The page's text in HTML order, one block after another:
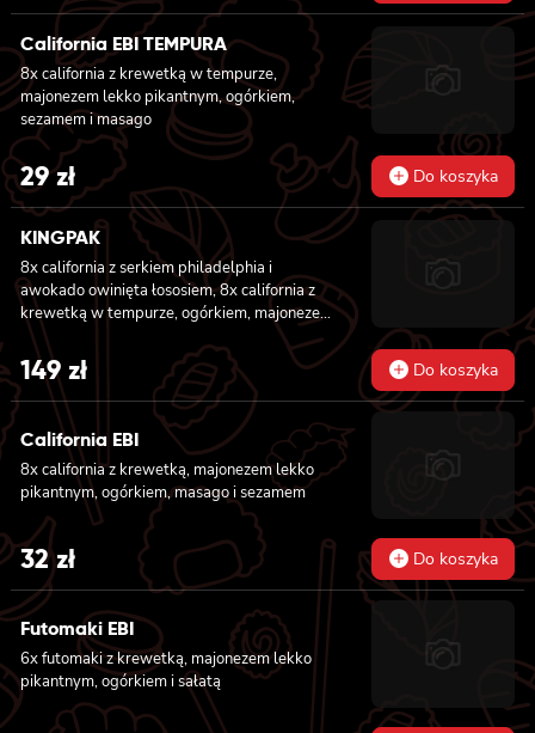
California EBI TEMPURA
8x california z krewetką w tempurze,
majonezem lekko pikantnym, ogórkiem,
sezamem i masago
29zł Do koszyka
KINGPAK
8x california z serkiem philadelphia i
awokado owinięta łososiem, 8x california z
krewetką w tempurze, ogórkiem, majonezem
lekko pikantnym, sezam i masago owinięta
łososiem, 8x california z łososiem, serkiem
philadelphia, ogórkiem, majonezem lekko
pikantnym i sezamem owinięta krewetką, 8x
california z krewetką w tempurze, ogórkiem,
majonezem lekko pikantnym, sosem teriyaki i
sezamem owinięta węgorzem i awokado
149 zł Do koszyka
California EBI
8x california z krewetką, majonezem lekko
pikantnym, ogórkiem, masago i sezamem
32zł Do koszyka
Futomaki EBI
6x futomaki z krewetką, majonezem lekko
pikantnym, ogórkiem i sałatą